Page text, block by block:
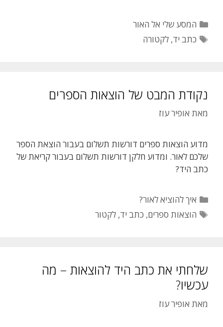
קטגוריות
המסע שלי אל האור
תגיות
כתב יד,לקטורה
נקודת המבט של הוצאות הספרים
מאת אופיר עוז
מדוע הוצאות ספרים דורשות תשלום בעבור הוצאת הספר
שלכם לאור. ומדוע חלקן דורשות תשלום בעבור קריאת של
כתב היד?
קטגוריות
איך להוציא לאור?
תגיות
הוצאות ספרים, כתב יד,לקטור
שלחתי את כתב היד להוצאות – מה
עכשיו?
מאת אופיר עוז